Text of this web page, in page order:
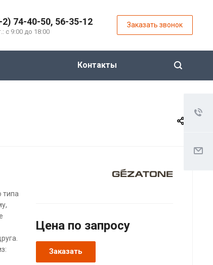
2) 74-40-50, 56-35-12
с 9:00 до 18:00
Заказать звонок
Контакты
типа
Цена по запросу
Заказать